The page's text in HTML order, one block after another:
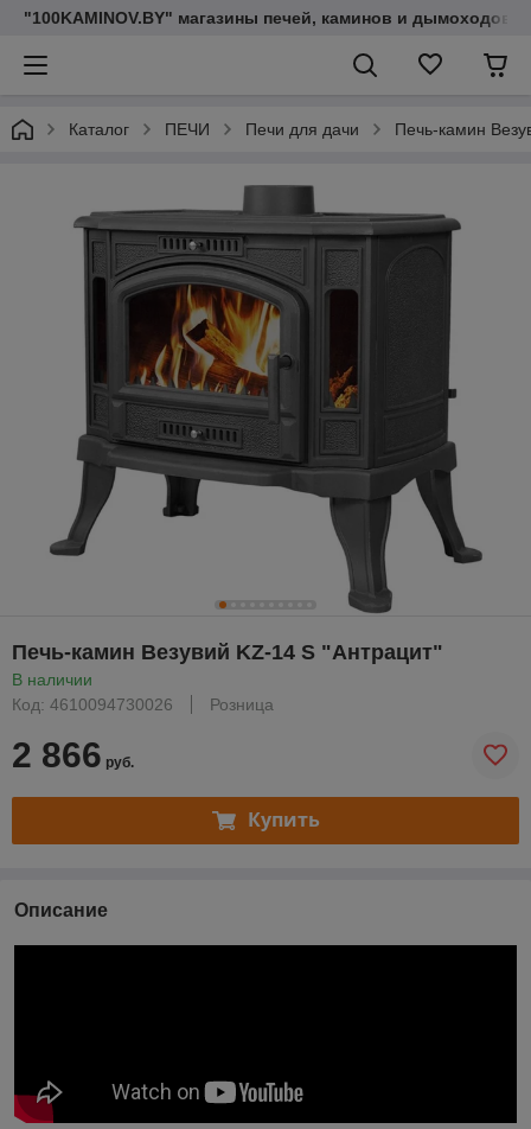
"100KAMINOV.BY" магазины печей, каминов и дымоходов
Каталог ПЕЧИ Печи для дачи Печь-камин
Печь-камин Везувий KZ-14 S "Антрацит"
В наличии
Код: 4610094730026
Розница
2 866 руб.
Купить
Описание